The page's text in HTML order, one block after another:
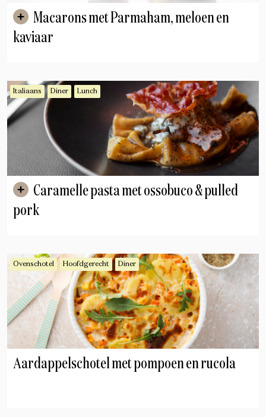
kaviaar
Italiaans Diner Lunch
pork
Ovenschotel Hoofdgerecht Diner
Aardappelschotel met pompoen en rucola